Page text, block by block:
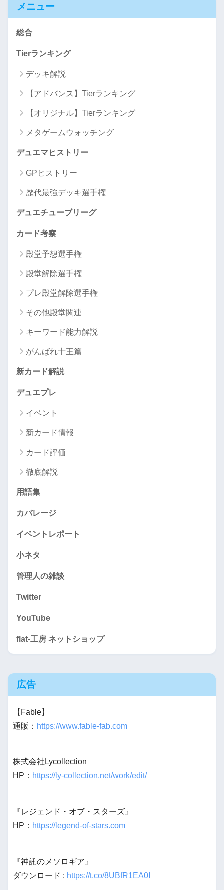
メニュー
総合
Tierランキング
デッキ解説
【アドバンス】Tierランキング
【オリジナル】Tierランキング
メタゲームウォッチング
デュエマヒストリー
GPヒストリー
歴代最強デッキ選手権
デュエチューブリーグ
カード考察
殿堂予想選手権
殿堂解除選手権
プレ殿堂解除選手権
その他殿堂関連
キーワード能力解説
がんばれ十王篇
新カード解説
デュエプレ
イベント
新カード情報
カード評価
徹底解説
用語集
カバレージ
イベントレポート
小ネタ
管理人の雑談
Twitter
YouTube
flat-工房 ネットショップ
広告
【Fable】
通販： https://www.fable-fab.com
株式会社Lycollection
HP： https://ly-collection.net/work/edit/
『レジェンド・オブ・スターズ』
HP： https://legend-of-stars.com
『神託のメソロギア』
ダウンロード : https://t.co/8UBfR1EA0I